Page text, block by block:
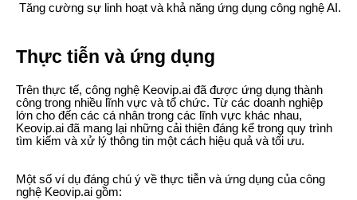
Tăng cường sự linh hoạt và khả năng ứng dụng công nghệ AI.
Thực tiễn và ứng dụng
Trên thực tế, công nghệ Keovip.ai đã được ứng dụng thành
công trong nhiều lĩnh vực và tổ chức. Từ các doanh nghiệp
lớn cho đến các cá nhân trong các lĩnh vực khác nhau,
Keovip.ai đã mang lại những cải thiện đáng kể trong quy trình
tìm kiếm và xử lý thông tin một cách hiệu quả và tối ưu.
Một số ví dụ đáng chú ý về thực tiễn và ứng dụng của công
nghệ Keovip.ai gồm: